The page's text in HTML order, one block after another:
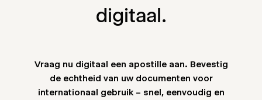
digitaal.
Vraag nu digitaal een apostille aan. Bevestig
de echtheid van uw documenten voor
internationaal gebruik – snel, eenvoudig en